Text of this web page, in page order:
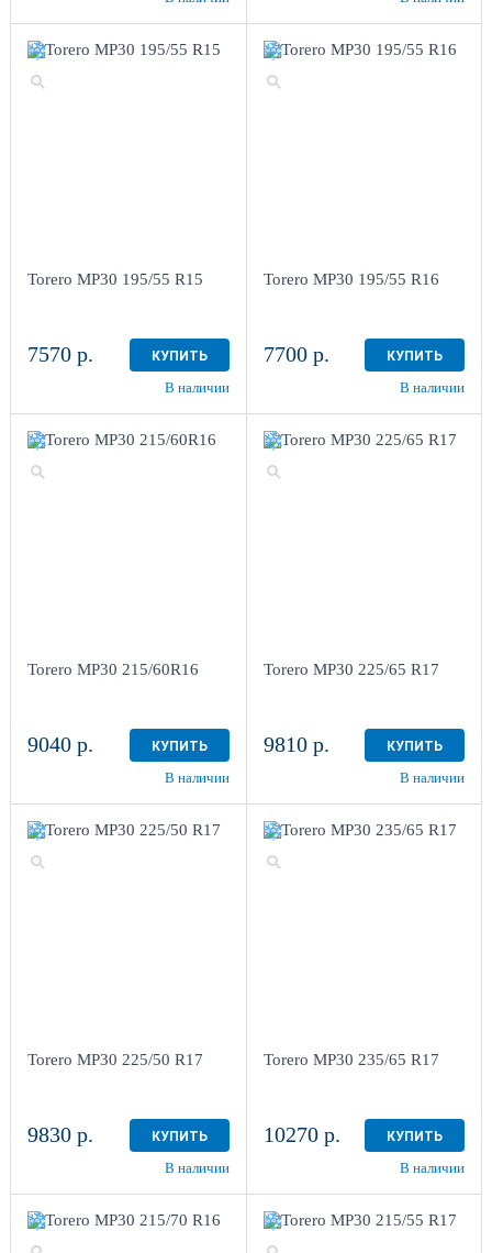
Torero MP30 195/55 R15
7570 р. КУПИТЬ
В наличии
Torero MP30 195/55 R16
7700 р. КУПИТЬ
В наличии
Torero MP30 215/60R16
9040 р. КУПИТЬ
В наличии
Torero MP30 225/65 R17
9810 р. КУПИТЬ
В наличии
Torero MP30 225/50 R17
9830 р. КУПИТЬ
В наличии
Torero MP30 235/65 R17
10270 р. КУПИТЬ
В наличии